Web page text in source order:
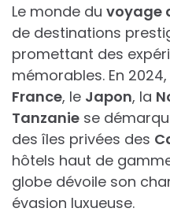
Le monde du voyage
de destinations
promettant des
mémorables. En
France, le Japon, la
Tanzanie se
des îles privées des
hôtels haut de
globe dévoile son
évasion luxueuse.